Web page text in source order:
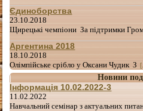
Єдиноборства
23.10.2018
Щирецькі чемпіони За підтримки
Аргентина 2018
18.10.2018
Олімпійське срібло у Оксани Чудик З
Новини
Інформація 10.02.2022-3
11.02.2022
Навчальний семінар з актуальних